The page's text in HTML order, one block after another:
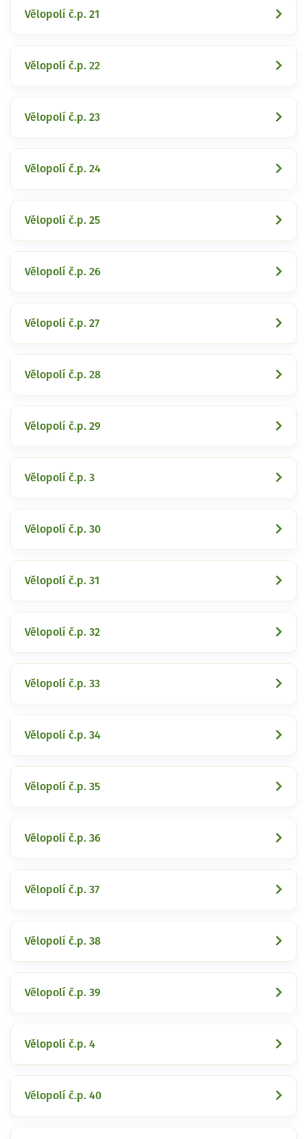
Vělopolí č.p. 21
Vělopolí č.p. 22
Vělopolí č.p. 23
Vělopolí č.p. 24
Vělopolí č.p. 25
Vělopolí č.p. 26
Vělopolí č.p. 27
Vělopolí č.p. 28
Vělopolí č.p. 29
Vělopolí č.p. 3
Vělopolí č.p. 30
Vělopolí č.p. 31
Vělopolí č.p. 32
Vělopolí č.p. 33
Vělopolí č.p. 34
Vělopolí č.p. 35
Vělopolí č.p. 36
Vělopolí č.p. 37
Vělopolí č.p. 38
Vělopolí č.p. 39
Vělopolí č.p. 4
Vělopolí č.p. 40